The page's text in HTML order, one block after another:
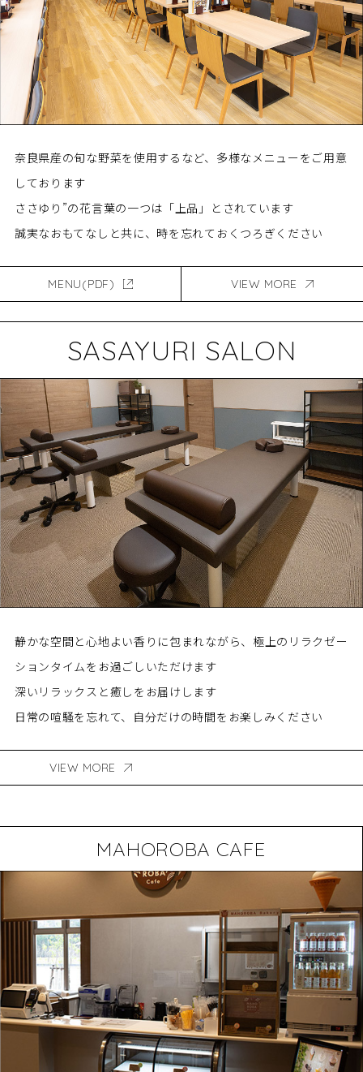
奈良県産の旬な野菜を使用するなど、 多様なメニューをご用意
しております
ささゆり”の花言葉の一つは「上品」とされています
誠実なおもてなしと共に、時を忘れておくつろぎください
MENU(PDF) VIEW MORE
SASAYURI SALON
静かな空間と心地よい香りに包まれながら、 極上のリラクゼー
ションタイムをお過ごしいただけます
深いリラックスと癒しをお届けします
日常の喧騒を忘れて、自分だけの時間をお楽しみください
VIEW MORE
MAHOROBA CAFE